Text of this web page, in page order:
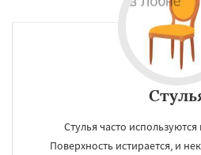
Стулья часто
Поверхность истирается, и